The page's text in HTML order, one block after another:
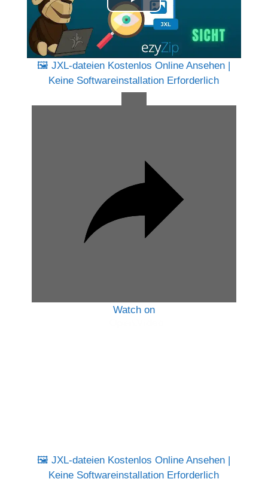
d
e
o
P
l
a
y
🖼️ JXL-dateien Kostenlos Online Ansehen |
Keine Softwareinstallation Erforderlich
Watch on
🖼️ JXL-dateien Kostenlos Online Ansehen |
Keine Softwareinstallation Erforderlich